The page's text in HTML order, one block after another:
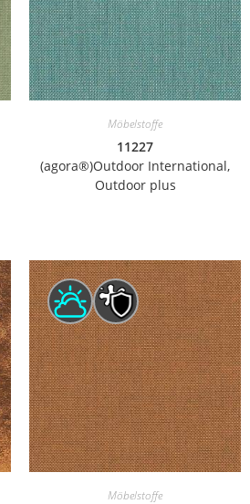
Möbelstoffe
11227
(agora®)Outdoor International,
Outdoor plus
Möbelstoffe